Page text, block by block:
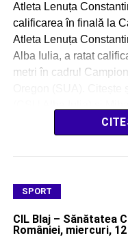
Atleta Lenuța
calificarea în finală la
Atleta Lenuța
Alba Iulia, a ratat
metri în cadrul
SPORT
CIL Blaj – Sănătatea
României, miercuri,